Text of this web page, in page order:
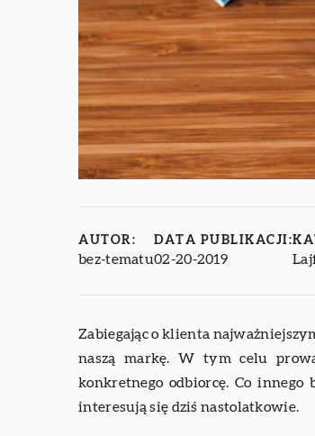
AUTOR:
bez-tematu
DATA PUBLIKACJI:
02-20-2019
Zabiegając o klienta
naszą markę. W tym celu
konkretnego odbiorcę. Co
interesują się dziś nastolatkowie.